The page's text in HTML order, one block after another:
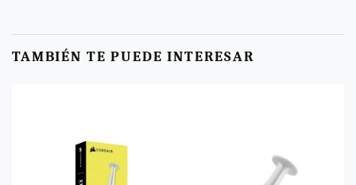
TAMBIÉN TE PUEDE INTERESAR